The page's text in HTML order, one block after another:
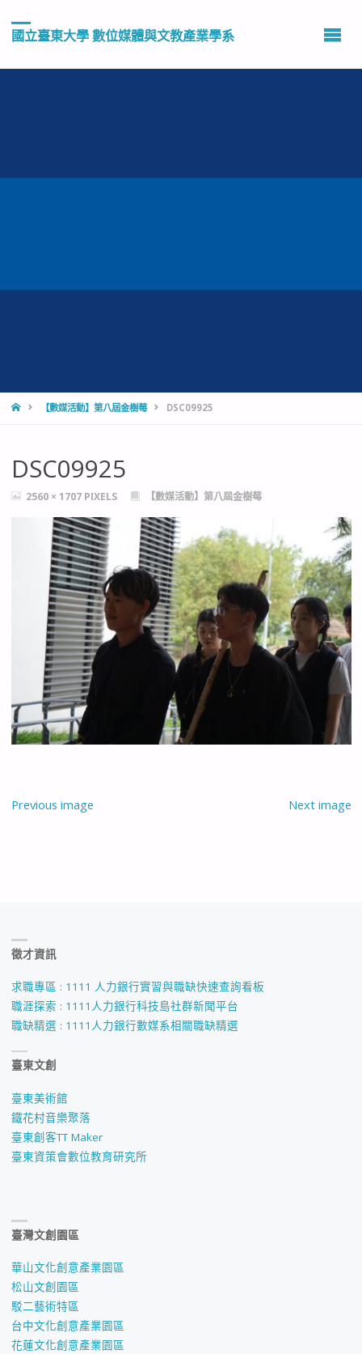
國立臺東大學 數位媒體與文教產業學系
HOME【數媒活動】第八屆金樹莓 DSC09925
DSC09925
FULL2560 × 1707 PIXELS 【數媒活動】第八屆金樹莓
Previous image Next image
徵才資訊
求職專區 : 1111 人力銀行實習與職缺快速查詢看板
職涯探索 : 1111人力銀行科技島社群新聞平台
職缺精選 : 1111人力銀行數媒系相關職缺精選
臺東文創
臺東美術館
鐵花村音樂聚落
臺東創客TT Maker
臺東資策會數位教育研究所
臺灣文創園區
華山文化創意產業園區
松山文創園區
駁二藝術特區
台中文化創意產業園區
花蓮文化創意產業園區